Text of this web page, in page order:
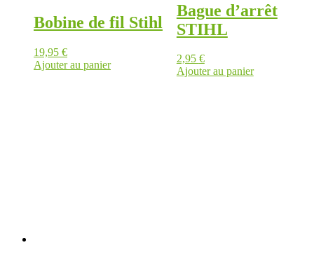
Bobine de fil Stihl
19,95 €
Ajouter au panier
Bague d’arrêt
STIHL
2,95 €
Ajouter au panier